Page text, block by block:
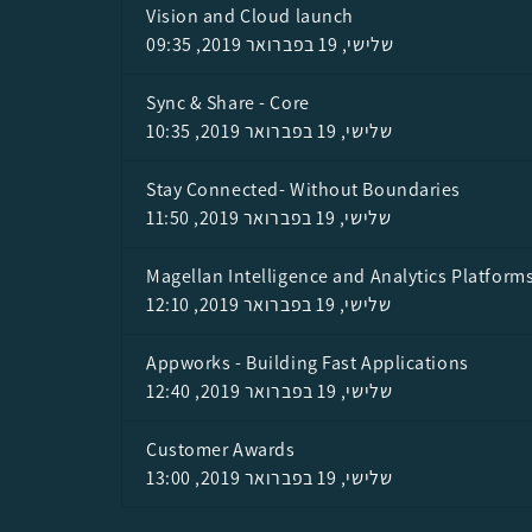
Vision and Cloud launch
שלישי, 19 בפברואר 2019, 09:35
Sync & Share - Core
שלישי, 19 בפברואר 2019, 10:35
Stay Connected- Without Boundaries
שלישי, 19 בפברואר 2019, 11:50
Magellan Intelligence and Analytics
שלישי, 19 בפברואר 2019, 12:10
Appworks - Building Fast Applications
שלישי, 19 בפברואר 2019, 12:40
Customer Awards
שלישי, 19 בפברואר 2019, 13:00